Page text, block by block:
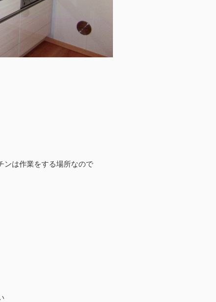
ンは作業をする場所なので